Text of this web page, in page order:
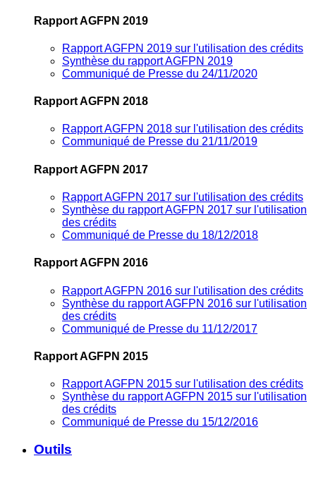
Rapport AGFPN 2019
Rapport AGFPN 2019 sur l'utilisation des crédits
Synthèse du rapport AGFPN 2019
Communiqué de Presse du 24/11/2020
Rapport AGFPN 2018
Rapport AGFPN 2018 sur l'utilisation des crédits
Communiqué de Presse du 21/11/2019
Rapport AGFPN 2017
Rapport AGFPN 2017 sur l'utilisation des crédits
Synthèse du rapport AGFPN 2017 sur l'utilisation
des crédits
Communiqué de Presse du 18/12/2018
Rapport AGFPN 2016
Rapport AGFPN 2016 sur l'utilisation des crédits
Synthèse du rapport AGFPN 2016 sur l'utilisation
des crédits
Communiqué de Presse du 11/12/2017
Rapport AGFPN 2015
Rapport AGFPN 2015 sur l'utilisation des crédits
Synthèse du rapport AGFPN 2015 sur l'utilisation
des crédits
Communiqué de Presse du 15/12/2016
Outils